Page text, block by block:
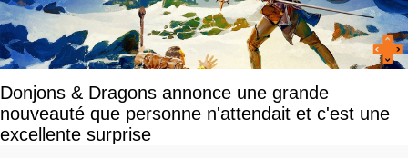
Donjons & Dragons annonce une grande
nouveauté que personne n'attendait et c'est une
excellente surprise